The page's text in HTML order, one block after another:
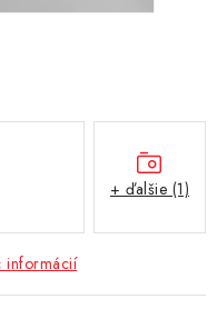
informácií
+ ďalšie (1)